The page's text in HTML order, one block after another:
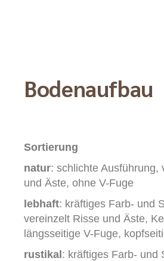
Bodenaufbau
Sortierung
natur: schlichte Ausführung,
und Äste, ohne V-Fuge
lebhaft: kräftiges Farb- und
vereinzelt Risse und Äste,
längsseitige V-Fuge,
rustikal: kräftiges Farb- und